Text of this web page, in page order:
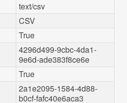
text/csv
CSV
True
4296d499-9cbc-4da1-
9e6d-ade383f8ce6e
True
2a1e2095-1584-4d88-
b0cf-fafc40e6aca3